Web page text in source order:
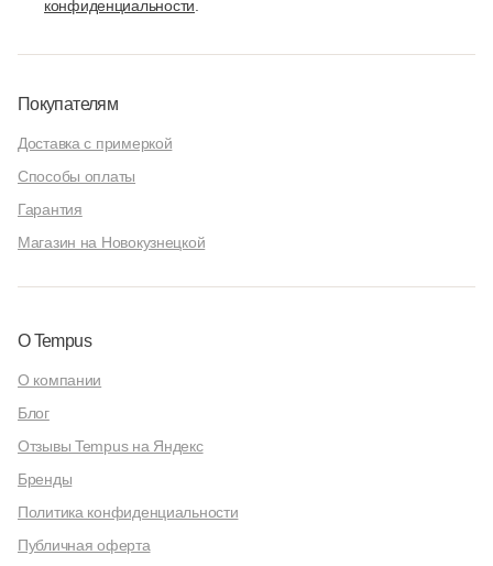
конфиденциальности.
Покупателям
Доставка с примеркой
Способы оплаты
Гарантия
Магазин на Новокузнецкой
О Tempus
О компании
Блог
Отзывы Tempus на Яндекс
Бренды
Политика конфиденциальности
Публичная оферта